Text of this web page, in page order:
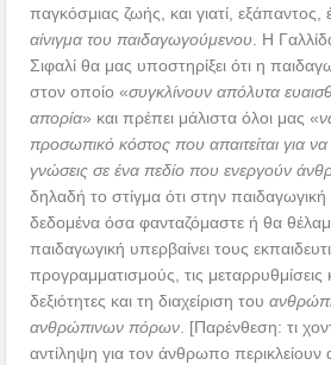
παγκόσμιας ζωής, και γιατί,
αίνιγμα του παιδαγωγούμενου . Η
Σιφαλί θα μας υποστηρίξει ότι η
στον οποίο «συγκλίνουν απόλυτα
απορία» και πρέπει μάλιστα όλοι μας «
προσωπικό κόστος που απαιτείται για
γνώσεις σε ένα πεδίο που ενεργούν
δηλαδή το στίγμα ότι στην
δεδομένα όσα φανταζόμαστε ή θα
παιδαγωγική υπερβαίνει τους
προγραμματισμούς, τις μεταρρυθμίσεις
δεξιότητες και τη διαχείριση του
ανθρώπινων πόρων . [Παρένθεση: τι
αντίληψη για τον άνθρωπο περικλείουν